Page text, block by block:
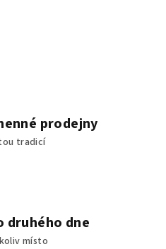
prodejny
tradicí
druhého dne
místo